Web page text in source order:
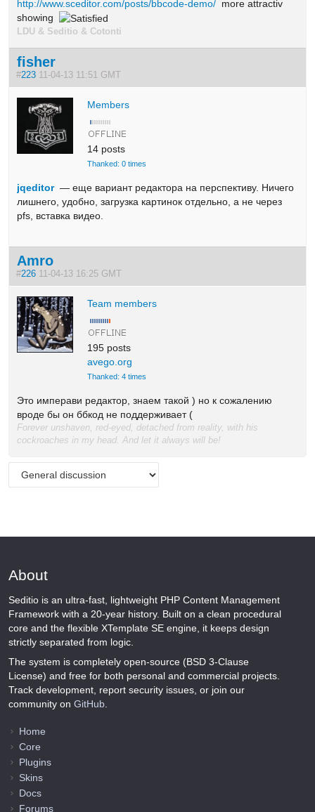
http://www.sceditor.com/posts/bbcode-demo/ more attractiv
showing
LDU & Seditio & Cotonti
fisher
#223 11-04-13 11:51 GMT
Members
14 posts
Thanked: 0 times
jqeditor— еще вариант редактора на перспективу. Ничего
лишнего, удобно, загрузка картинок отдельно, а не через
pfs, вставка видео.
Amro
#226 11-04-13 16:25 GMT
Team members
195 posts
avego.org
Thanked: 4 times
Это имперави редактор, знаем такой ) но к сожалению
вроде бы он ббкод не поддерживает (
Forever unshaven, red-eyed, detached from reality, with his
cockroaches in my head. And let it always will be!
About
Seditio is an ultra-fast, lightweight PHP Content Management
Framework with a 20-year history. Built on a clean procedural
core and the flexible XTemplate SE engine, it keeps design
strictly separated from logic.
The system is completely open-source (BSD 3-Clause
License) and free for both personal and commercial projects.
Track development, report security issues, or join our
community on GitHub
Home
Core
Plugins
Skins
Docs
Forums